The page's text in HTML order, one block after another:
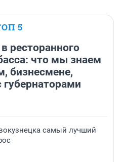
5
ресторанного
что мы знаем
бизнесмене,
самый лучший